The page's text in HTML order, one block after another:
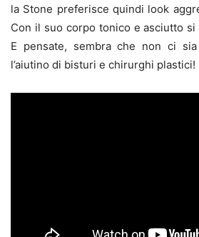
la Stone preferisce quindi look
Con il suo corpo tonico e asciutto
E pensate, sembra che non ci
l’aiutino di bisturi e chirurghi plastici!